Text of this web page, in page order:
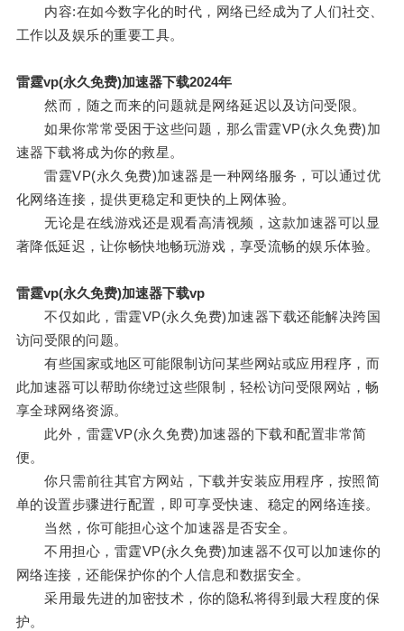
内容:在如今数字化的时代，网络已经成为了人们社交、
工作以及娱乐的重要工具。
雷霆vp(永久免费)加速器下载2024年
然而，随之而来的问题就是网络延迟以及访问受限。
如果你常常受困于这些问题，那么雷霆VP(永久免费)加
速器下载将成为你的救星。
雷霆VP(永久免费)加速器是一种网络服务，可以通过优
化网络连接，提供更稳定和更快的上网体验。
无论是在线游戏还是观看高清视频，这款加速器可以显
著降低延迟，让你畅快地畅玩游戏，享受流畅的娱乐体验。
雷霆vp(永久免费)加速器下载vp
不仅如此，雷霆VP(永久免费)加速器下载还能解决跨国
访问受限的问题。
有些国家或地区可能限制访问某些网站或应用程序，而
此加速器可以帮助你绕过这些限制，轻松访问受限网站，畅
享全球网络资源。
此外，雷霆VP(永久免费)加速器的下载和配置非常简
便。
你只需前往其官方网站，下载并安装应用程序，按照简
单的设置步骤进行配置，即可享受快速、稳定的网络连接。
当然，你可能担心这个加速器是否安全。
不用担心，雷霆VP(永久免费)加速器不仅可以加速你的
网络连接，还能保护你的个人信息和数据安全。
采用最先进的加密技术，你的隐私将得到最大程度的保
护。